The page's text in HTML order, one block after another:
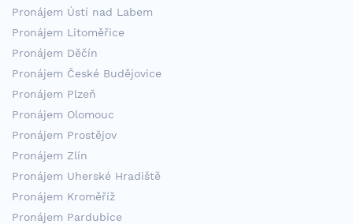
Pronájem Ústí nad Labem
Pronájem Litoměřice
Pronájem Děčín
Pronájem České Budějovice
Pronájem Plzeň
Pronájem Olomouc
Pronájem Prostějov
Pronájem Zlín
Pronájem Uherské Hradiště
Pronájem Kroměříž
Pronájem Pardubice